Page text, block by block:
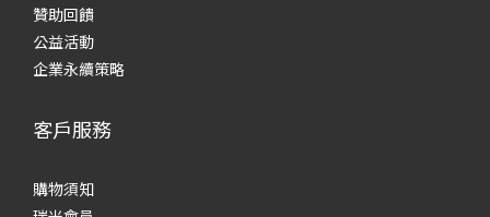
贊助回饋
公益活動
企業永續策略
客戶服務
購物須知